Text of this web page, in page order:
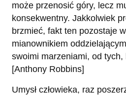
może przenosić góry, lecz
konsekwentny. Jakkolwiek
brzmieć, fakt ten pozostaje
mianownikiem
swoimi marzeniami, od
[Anthony Robbins]
Umysł człowieka, raz